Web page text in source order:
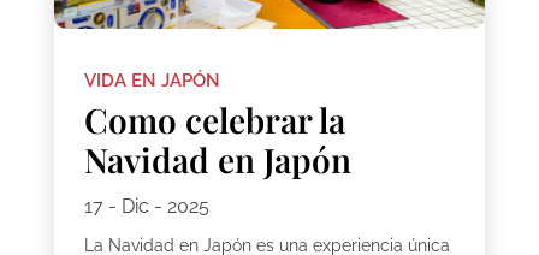
VIDA EN JAPÓN
Como celebrar la
Navidad en Japón
17 - Dic - 2025
La Navidad en Japón es una experiencia única